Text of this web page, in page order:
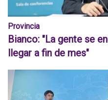
Provincia
Bianco: "La gente se
llegar a fin de mes"